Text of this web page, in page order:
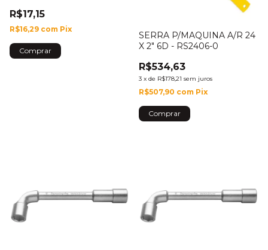
R$17,15
R$16,29 com Pix
SERRA P/MAQUINA A/R 24
X 2" 6D - RS2406-0
R$534,63
3 x de R$178,21 sem juros
R$507,90 com Pix